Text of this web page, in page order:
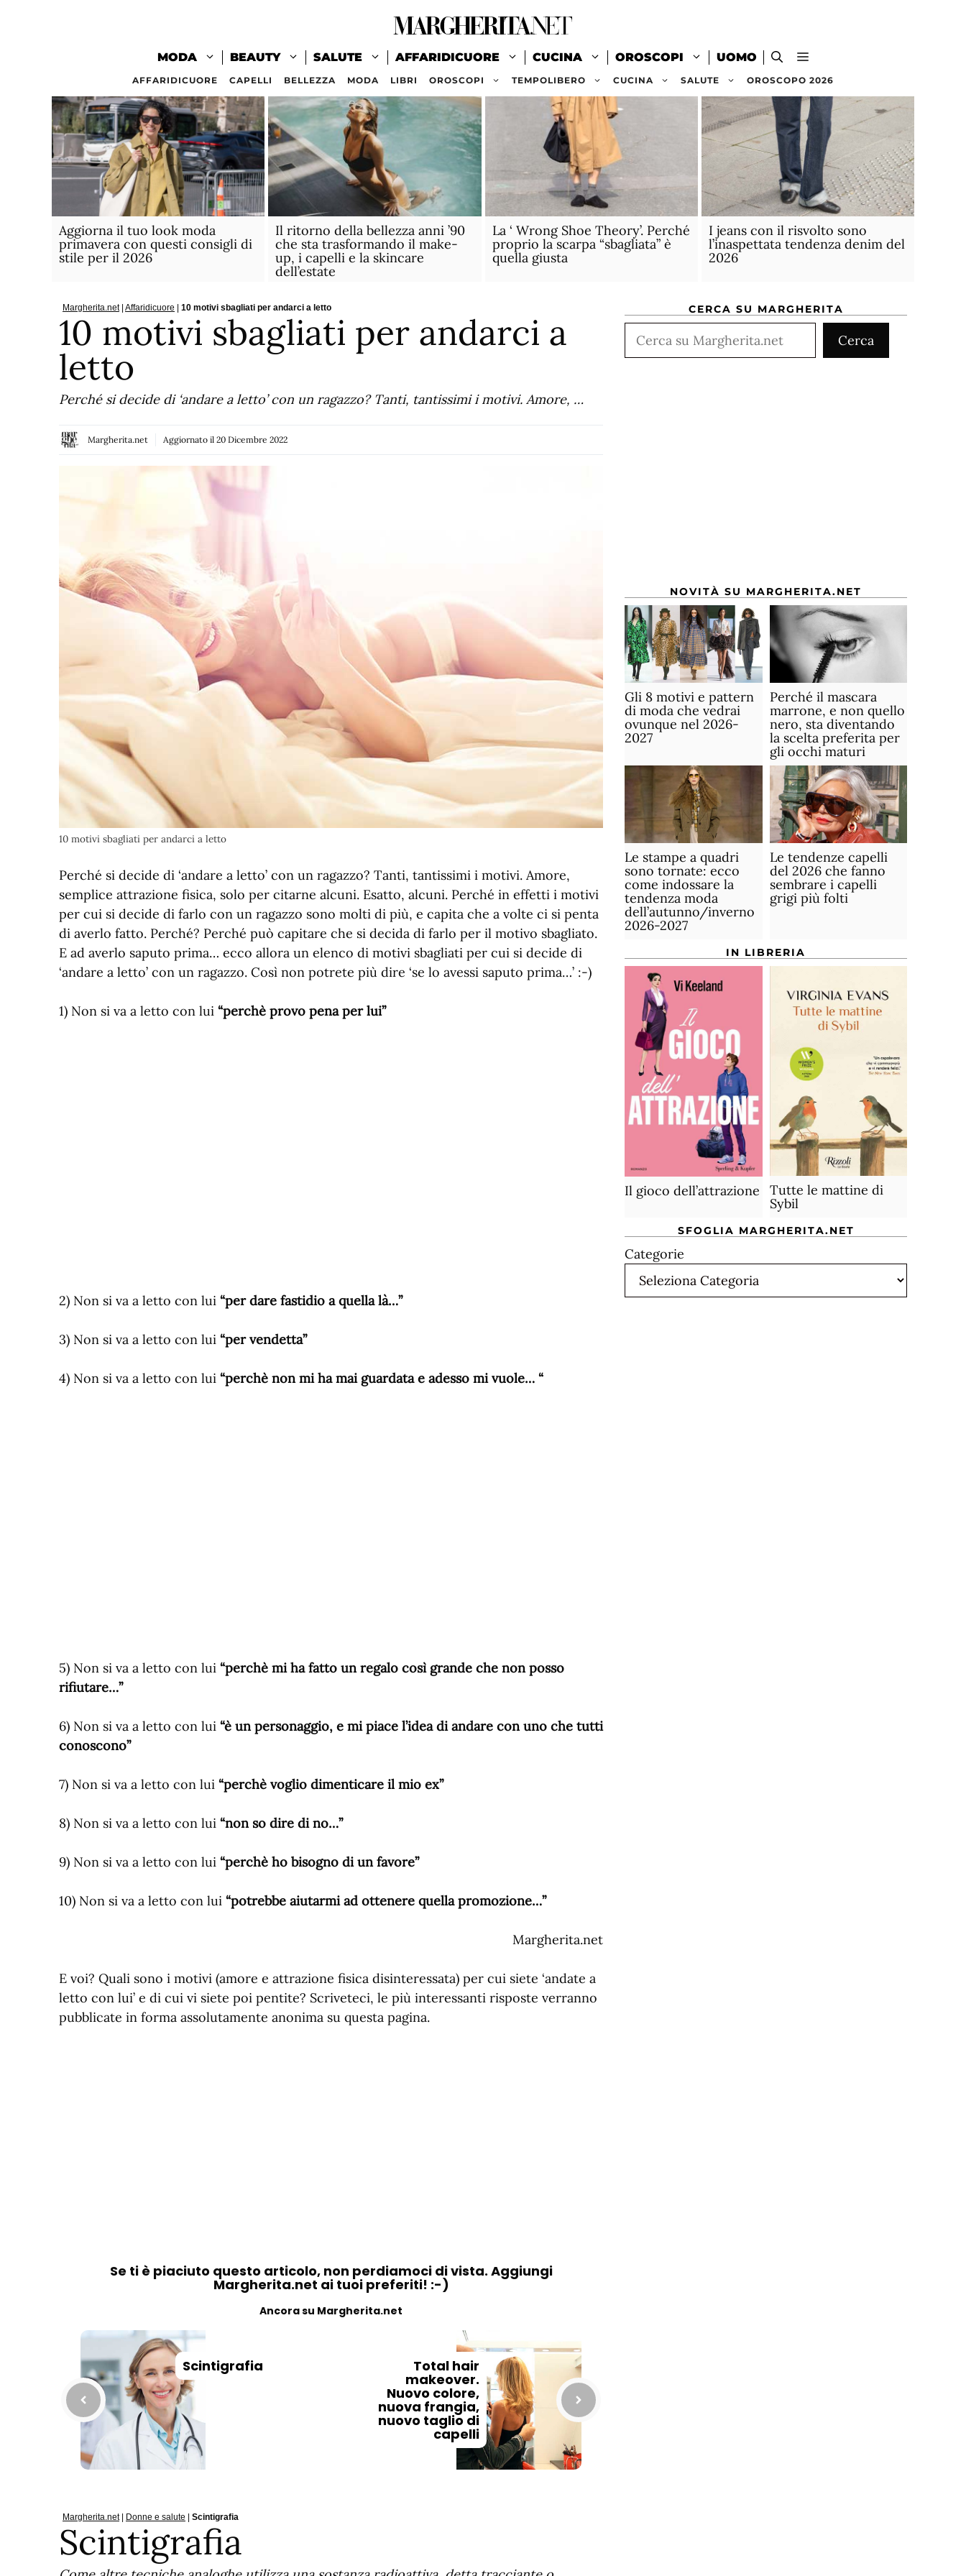
MODA BEAUTY SALUTE AFFARIDICUORE CUCINA OROSCOPI UOMO
AFFARIDICUORE CAPELLI BELLEZZA MODA LIBRI OROSCOPI TEMPOLIBERO CUCINA SALUTE OROSCOPO 2026
Aggiorna il tuo look moda
primavera con questi consigli di
stile per il 2026
Il ritorno della bellezza anni ’90
che sta trasformando il make-
up, i capelli e la skincare
dell’estate
La ‘ Wrong Shoe Theory’. Perché
proprio la scarpa “sbagliata” è
quella giusta
I jeans con il risvolto sono
l’inaspettata tendenza denim del
2026
Margherita.net| Affaridicuore | 10 motivi sbagliati per andarci a letto
10 motivi sbagliati per andarci a
letto
Perché si decide di ‘andare a letto’ con un ragazzo? Tanti, tantissimi i motivi. Amore, …
Margherita.net Aggiornato il 20 Dicembre 2022
10 motivi sbagliati per andarci a letto
Perché si decide di ‘andare a letto’ con un ragazzo? Tanti, tantissimi i motivi. Amore,
semplice attrazione fisica, solo per citarne alcuni. Esatto, alcuni. Perché in effetti i motivi
per cui si decide di farlo con un ragazzo sono molti di più, e capita che a volte ci si penta
di averlo fatto. Perché? Perché può capitare che si decida di farlo per il motivo sbagliato.
E ad averlo saputo prima… ecco allora un elenco di motivi sbagliati per cui si decide di
‘andare a letto’ con un ragazzo. Così non potrete più dire ‘se lo avessi saputo prima…’ :-)
1) Non si va a letto con lui “perchè provo pena per lui”
2) Non si va a letto con lui “per dare fastidio a quella là…”
3) Non si va a letto con lui “per vendetta”
4) Non si va a letto con lui “perchè non mi ha mai guardata e adesso mi vuole… “
5) Non si va a letto con lui “perchè mi ha fatto un regalo così grande che non posso
rifiutare…”
6) Non si va a letto con lui “è un personaggio, e mi piace l’idea di andare con uno che tutti
conoscono”
7) Non si va a letto con lui “perchè voglio dimenticare il mio ex”
8) Non si va a letto con lui “non so dire di no…”
9) Non si va a letto con lui “perchè ho bisogno di un favore”
10) Non si va a letto con lui “potrebbe aiutarmi ad ottenere quella promozione…”
Margherita.net
E voi? Quali sono i motivi (amore e attrazione fisica disinteressata) per cui siete ‘andate a
letto con lui’ e di cui vi siete poi pentite? Scriveteci, le più interessanti risposte verranno
pubblicate in forma assolutamente anonima su questa pagina.
Se ti è piaciuto questo articolo, non perdiamoci di vista. Aggiungi
Margherita.net ai tuoi preferiti! :-)
Ancora su Margherita.net
Scintigrafia Total hair
makeover.
Nuovo colore,
nuova frangia,
nuovo taglio di
capelli
Margherita.net| Donne e salute Scintigrafia
Scintigrafia
CERCA SU MARGHERITA
Cerca
Cerca
NOVITÀ SU MARGHERITA.NET
Gli 8 motivi e pattern
di moda che vedrai
ovunque nel 2026-
2027
Perché il mascara
marrone, e non quello
nero, sta diventando
la scelta preferita per
gli occhi maturi
Le stampe a quadri
sono tornate: ecco
come indossare la
tendenza moda
dell’autunno/inverno
2026-2027
Le tendenze capelli
del 2026 che fanno
sembrare i capelli
grigi più folti
IN LIBRERIA
Il gioco dell’attrazione
Tutte le mattine di
Sybil
SFOGLIA MARGHERITA.NET
Categorie